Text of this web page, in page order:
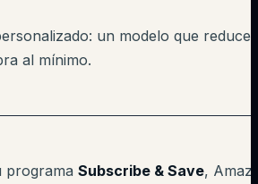
un modelo que reduce
al mínimo.
programa Subscribe & Save,